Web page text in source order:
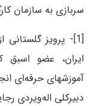
سربازی به سازمان
[1]- پرویز گلستانی
ایران، عضو اسبق
دبیرکلی اله‌ویردی